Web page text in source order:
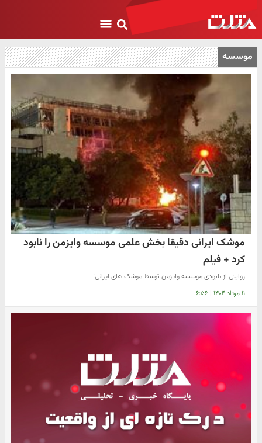
موسسه
موشک ایرانی دقیقا بخش علمی موسسه وایزمن را نابود
کرد + فیلم
روایتی از نابودی موسسه وایزمن توسط موشک های ایرانی!
۱۱ مرداد ۱۴۰۴ | ۶:۵۶